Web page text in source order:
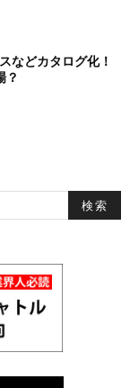
などカタログ化！
？